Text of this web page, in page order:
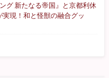
グ 新たなる帝国』と京都利休
実現！和と怪獣の融合グッ